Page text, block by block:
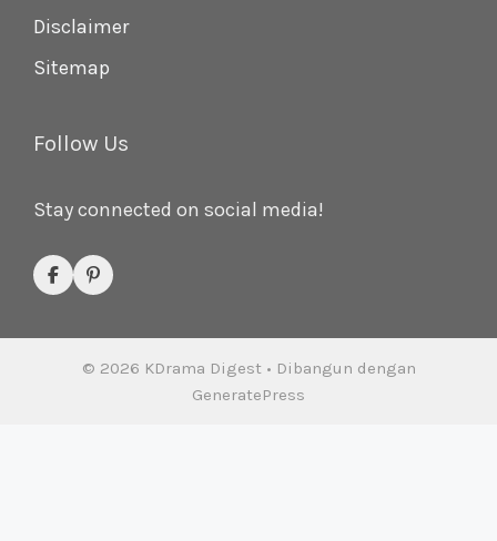
Disclaimer
Sitemap
Follow Us
Stay connected on social media!
© 2026 KDrama Digest• Dibangun dengan
GeneratePress